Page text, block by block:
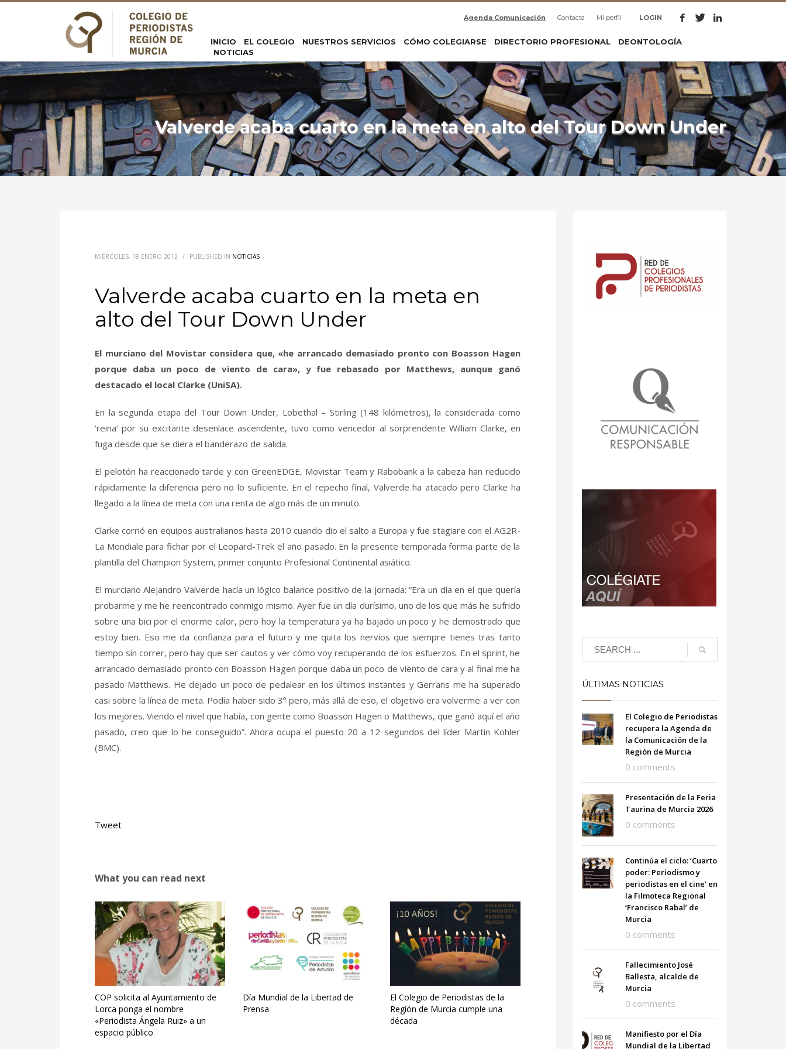
Agenda Comunicación Contacta Mi perfil LOGIN
INICIO EL COLEGIO NUESTROS SERVICIOS CÓMO COLEGIARSE DIRECTORIO PROFESIONAL
DEONTOLOGÍA
NOTICIAS
Valverde acaba cuarto en la meta en alto del Tour Down Under
MIÉRCOLES, 18 ENERO 2012 / PUBLISHED IN NOTICIAS
Valverde acaba cuarto en la meta en
alto del Tour Down Under
El murciano del Movistar considera que, «he arrancado demasiado pronto con Boasson Hagen
porque daba un poco de viento de cara», y fue rebasado por Matthews, aunque ganó
destacado el local Clarke (UniSA).
En la segunda etapa del Tour Down Under, Lobethal – Stirling (148 kilómetros), la considerada como
‘reina’ por su excitante desenlace ascendente, tuvo como vencedor al sorprendente William Clarke, en
fuga desde que se diera el banderazo de salida.
El pelotón ha reaccionado tarde y con GreenEDGE, Movistar Team y Rabobank a la cabeza han reducido
rápidamente la diferencia pero no lo suficiente. En el repecho final, Valverde ha atacado pero Clarke ha
llegado a la línea de meta con una renta de algo más de un minuto.
Clarke corrió en equipos australianos hasta 2010 cuando dio el salto a Europa y fue stagiare con el AG2R-
La Mondiale para fichar por el Leopard-Trek el año pasado. En la presente temporada forma parte de la
plantilla del Champion System, primer conjunto Profesional Continental asiático.
El murciano Alejandro Valverde hacía un lógico balance positivo de la jornada: “Era un día en el que quería
probarme y me he reencontrado conmigo mismo. Ayer fue un día durísimo, uno de los que más he sufrido
sobre una bici por el enorme calor, pero hoy la temperatura ya ha bajado un poco y he demostrado que
estoy bien. Eso me da confianza para el futuro y me quita los nervios que siempre tienes tras tanto
tiempo sin correr, pero hay que ser cautos y ver cómo voy recuperando de los esfuerzos. En el sprint, he
arrancado demasiado pronto con Boasson Hagen porque daba un poco de viento de cara y al final me ha
pasado Matthews. He dejado un poco de pedalear en los últimos instantes y Gerrans me ha superado
casi sobre la línea de meta. Podía haber sido 3º pero, más allá de eso, el objetivo era volverme a ver con
los mejores. Viendo el nivel que había, con gente como Boasson Hagen o Matthews, que ganó aquí el año
pasado, creo que lo he conseguido”. Ahora ocupa el puesto 20 a 12 segundos del líder Martin Kohler
(BMC).
Tweet
What you can read next
COP solicita al Ayuntamiento de
Lorca ponga el nombre
«Periodista Ángela Ruiz» a un
espacio público
Día Mundial de la Libertad de
Prensa
El Colegio de Periodistas de la
Región de Murcia cumple una
década
ÚLTIMAS NOTICIAS
El Colegio de Periodistas
recupera la Agenda de
la Comunicación de la
Región de Murcia
0 comments
Presentación de la Feria
Taurina de Murcia 2026
0 comments
Continúa el ciclo: ‘Cuarto
poder: Periodismo y
periodistas en el cine’ en
la Filmoteca Regional
‘Francisco Rabal’ de
Murcia
0 comments
Fallecimiento José
Ballesta, alcalde de
Murcia
0 comments
Manifiesto por el Día
Mundial de la Libertad